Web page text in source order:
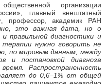
организации
главный внештатный
профессор, академик РАН
это важная дата, но о
правильной диагностики и
нужно говорить не
по мировым данным, между
и постановкой диагноза
Распространенность
до 0,6–1% от общей